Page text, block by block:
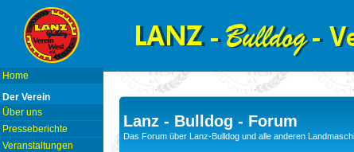
Home
Der Verein
Über uns
Presseberichte
Veranstaltungen
Lanz - Bulldog - Forum
Das Forum über Lanz-Bulldog und alle anderen